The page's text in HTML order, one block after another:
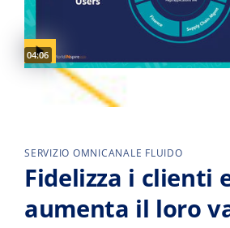
Video duration:
04:06
SERVIZIO OMNICANALE FLUIDO
Fidelizza i clienti
aumenta il loro